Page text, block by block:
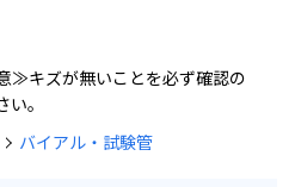
≫キズが無いことを必ず確認の
。
バイアル・試験管